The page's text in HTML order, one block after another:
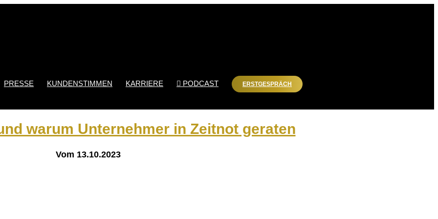
PRESSE KUNDENSTIMMEN KARRIERE  PODCAST ERSTGESPRÄCH
warum Unternehmer in Zeitnot geraten
Vom 13.10.2023